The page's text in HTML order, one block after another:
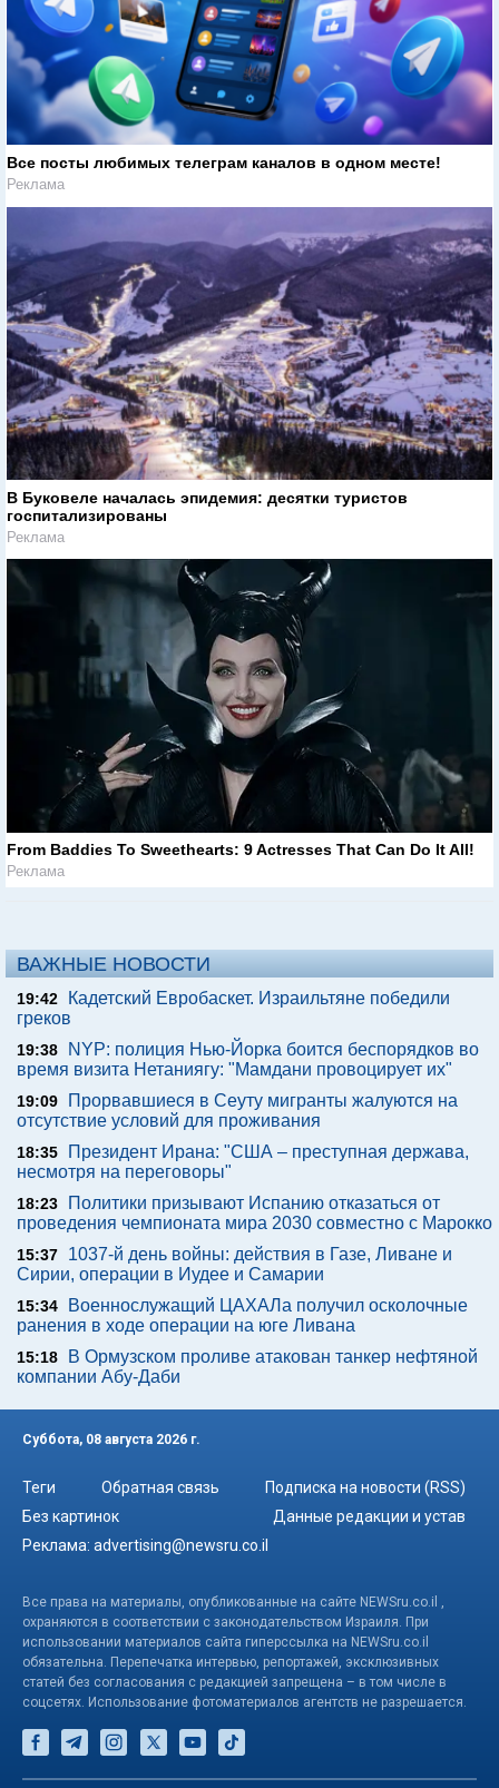
Все посты любимых телеграм каналов в одном месте!
Реклама
В Буковеле началась эпидемия: десятки туристов
госпитализированы
Реклама
From Baddies To Sweethearts: 9 Actresses That Can Do It All!
Реклама
ВАЖНЫЕ НОВОСТИ
19:42
Кадетский Евробаскет. Израильтяне победили
греков
19:38
NYP: полиция Нью-Йорка боится беспорядков во
время визита Нетаниягу: "Мамдани провоцирует их"
19:09
Прорвавшиеся в Сеуту мигранты жалуются на
отсутствие условий для проживания
18:35
Президент Ирана: "США – преступная держава,
несмотря на переговоры"
18:23
Политики призывают Испанию отказаться от
проведения чемпионата мира 2030 совместно с Марокко
15:37
1037-й день войны: действия в Газе, Ливане и
Сирии, операции в Иудее и Самарии
15:34
Военнослужащий ЦАХАЛа получил осколочные
ранения в ходе операции на юге Ливана
15:18
В Ормузском проливе атакован танкер нефтяной
компании Абу-Даби
Суббота, 08 августа 2026 г.
Теги Обратная связь
Подписка на новости (RSS)
Без картинок
Данные редакции и устав
Реклама: advertising@newsru.co.il
Все права на материалы, опубликованные на сайте NEWSru.co.il ,
охраняются в соответствии с законодательством Израиля. При
использовании материалов сайта гиперссылка на NEWSru.co.il
обязательна. Перепечатка интервью, репортажей, эксклюзивных
статей без согласования с редакцией запрещена – в том числе в
соцсетях. Использование фотоматериалов агентств не разрешается.